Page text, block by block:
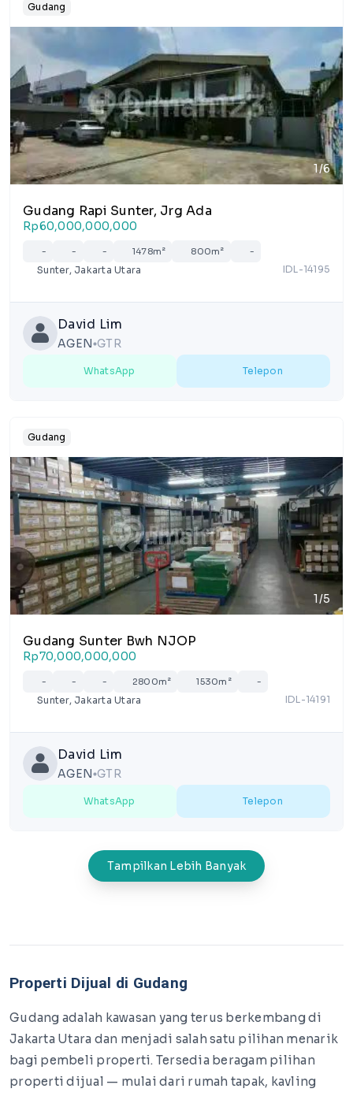
Gudang
1/6
Gudang Rapi Sunter, Jrg Ada
Rp60,000,000,000
- - - 1478m² 800m² -
Sunter, Jakarta Utara IDL-14195
David Lim
AGEN lensGTR
WhatsApp Telepon
Gudang
1/5
Gudang Sunter Bwh NJOP
Rp70,000,000,000
- - - 2800m² 1530m² -
Sunter, Jakarta Utara IDL-14191
David Lim
AGEN lensGTR
WhatsApp Telepon
Tampilkan Lebih Banyak
Properti Dijual di Gudang
Gudang adalah kawasan yang terus berkembang di
Jakarta Utara dan menjadi salah satu pilihan menarik
bagi pembeli properti. Tersedia beragam pilihan
properti dijual — mulai dari rumah tapak, kavling